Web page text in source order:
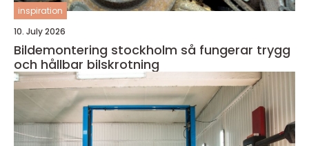
inspiration
10. July 2026
Bildemontering stockholm så fungerar trygg
och hållbar bilskrotning